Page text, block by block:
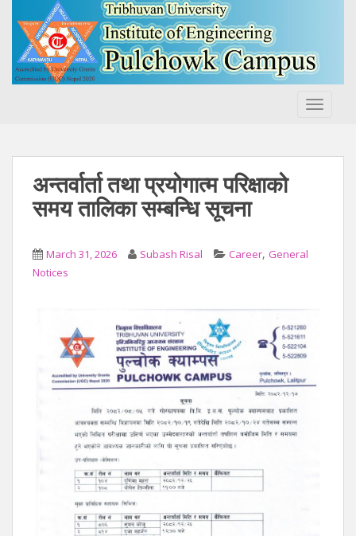
अन्तर्वार्ता तथा प्रयोगात्म परिक्षाको
समय तालिका सम्बन्धि सूचना
March 31, 2026 Subash Risal Career, General
Notices